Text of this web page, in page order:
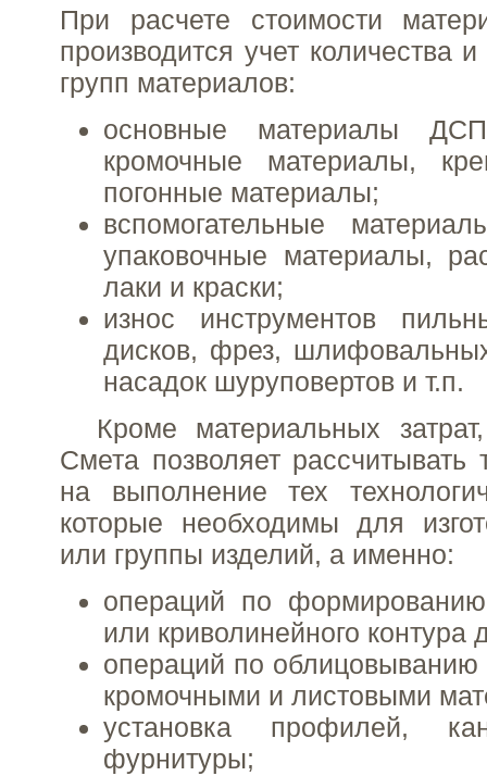
При расчете стоимости
производится учет количества
групп материалов:
основные материалы
кромочные материалы,
погонные материалы;
вспомогательные
упаковочные материалы,
лаки и краски;
износ инструментов
дисков, фрез,
насадок шуруповертов и т.п.
Кроме материальных
Смета позволяет рассчитывать
на выполнение тех
которые необходимы для
или группы изделий, а именно:
операций по
или криволинейного контура
операций по облицовыванию
кромочными и листовыми
установка профилей,
фурнитуры;